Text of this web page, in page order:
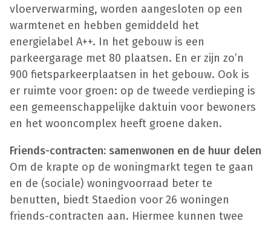
vloerverwarming, worden aangesloten op een
warmtenet en hebben gemiddeld het
energielabel A++. In het gebouw is een
parkeergarage met 80 plaatsen. En er zijn zo’n
900 fietsparkeerplaatsen in het gebouw. Ook is
er ruimte voor groen: op de tweede verdieping is
een gemeenschappelijke daktuin voor bewoners
en het wooncomplex heeft groene daken.
Friends-contracten: samenwonen en de huur delen
Om de krapte op de woningmarkt tegen te gaan
en de (sociale) woningvoorraad beter te
benutten, biedt Staedion voor 26 woningen
friends-contracten aan. Hiermee kunnen twee